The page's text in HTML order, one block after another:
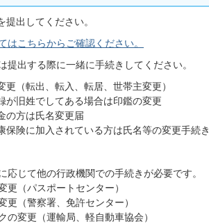
提出してください。
はこちらからご確認ください。
提出する際に一緒に手続きしてください。
更（転出、転入、転居、世帯主変更）
が旧姓でしてある場合は印鑑の変更
の方は氏名変更届
保険に加入されている方は氏名等の変更手続き
応じて他の行政機関での手続きが必要です。
更（パスポートセンター）
更（警察署、免許センター）
の変更（運輸局、軽自動車協会）